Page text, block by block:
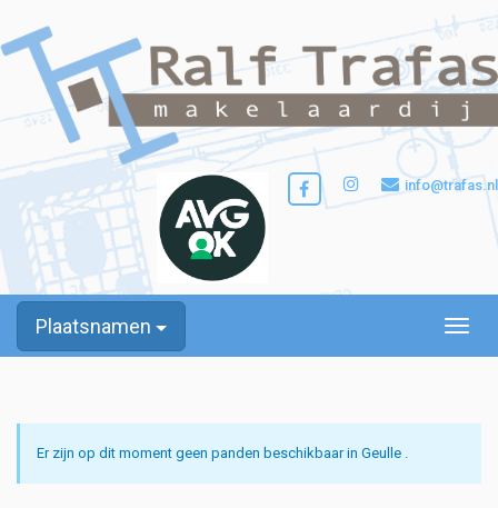
info@trafas.nl
Plaatsnamen
Er zijn op dit moment geen panden beschikbaar in Geulle .